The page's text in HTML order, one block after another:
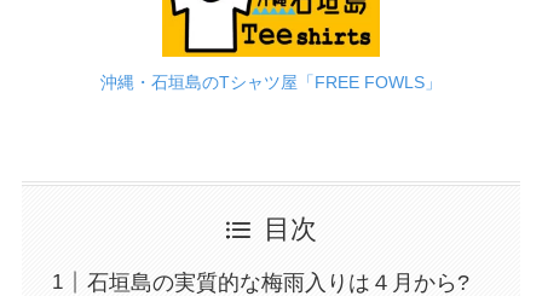
沖縄・石垣島のTシャツ屋「FREE FOWLS」
目次
石垣島の実質的な梅雨入りは４月から?